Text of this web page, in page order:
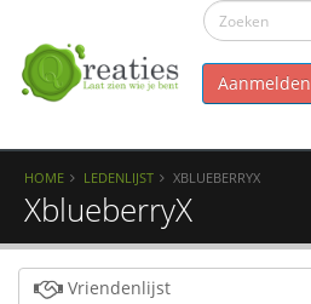
Aanmelden
HOME LEDENLIJST XBLUEBERRYX
XblueberryX
Vriendenlijst